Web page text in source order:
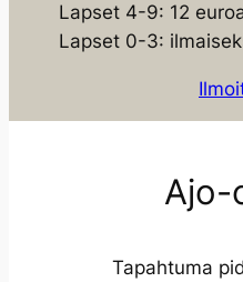
Lapset 4-9: 12
Lapset 0-3:
Ajo-
Tapahtuma